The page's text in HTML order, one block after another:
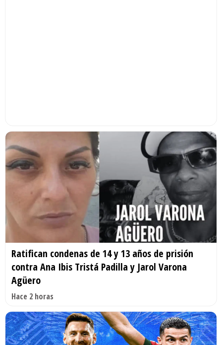
Ratifican condenas de 14 y 13 años de prisión
contra Ana Ibis Tristá Padilla y Jarol Varona
Agüero
Hace 2 horas